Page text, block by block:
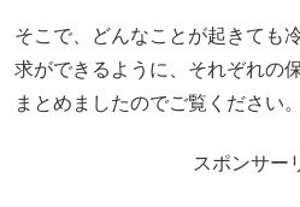
そこで、どんなことが起きても
求ができるように、それぞれの
まとめましたのでご覧ください。
スポンサー